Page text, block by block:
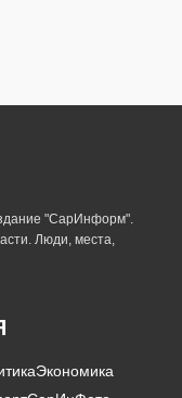
"СарИнформ".
Люди, места,
Экономика